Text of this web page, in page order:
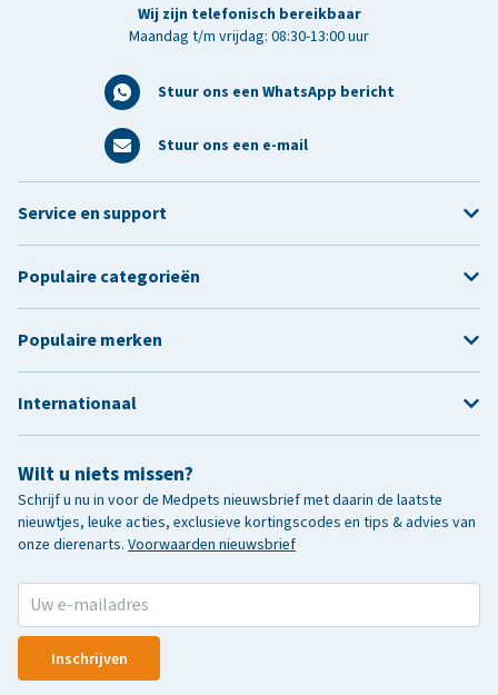
Wij zijn telefonisch bereikbaar
Maandag t/m vrijdag: 08:30-13:00 uur
Stuur ons een WhatsApp bericht
Stuur ons een e-mail
Wilt u niets missen?
Schrijf u nu in voor de Medpets nieuwsbrief met daarin de laatste
nieuwtjes, leuke acties, exclusieve kortingscodes en tips & advies van
onze dierenarts. Voorwaarden nieuwsbrief
Inschrijven
Service en support
Populaire categorieën
Populaire merken
Internationaal